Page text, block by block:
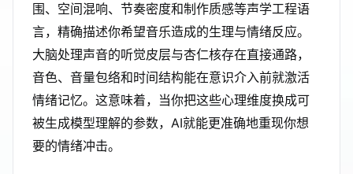
围、空间混响、节奏密度和制作质感等声学工程语
言，精确描述你希望音乐造成的生理与情绪反应。
大脑处理声音的听觉皮层与杏仁核存在直接通路，
音色、音量包络和时间结构能在意识介入前就激活
情绪记忆。这意味着，当你把这些心理维度换成可
被生成模型理解的参数，AI就能更准确地重现你想
要的情绪冲击。